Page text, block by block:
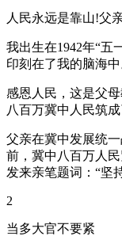
人民永远是靠山!父
我出生在1942年“五
印刻在了我的脑海中
感恩人民，这是父
八百万冀中人民筑
父亲在冀中发展统
前，冀中八百万人
发来亲笔题词：“坚
2
当多大官不要紧